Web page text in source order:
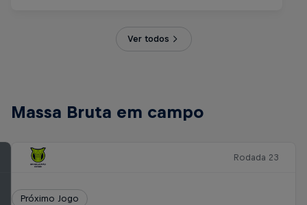
Ver todos
Massa Bruta em campo
Rodada 23
Próximo Jogo